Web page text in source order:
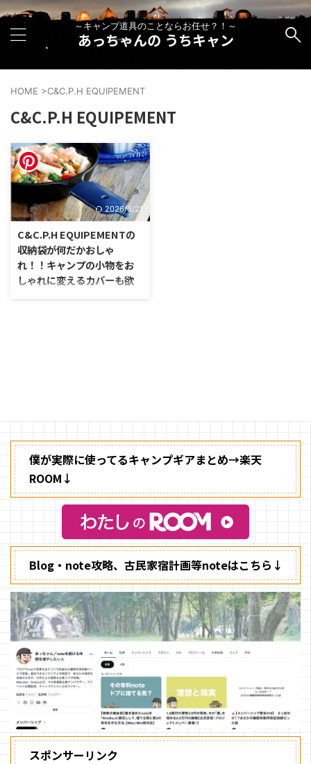
～キャンプ道具のことならお任せ？！～
あっちゃんの うちキャン
HOME >C&C.P.H EQUIPEMENT
C&C.P.H EQUIPEMENT
2026/3/21
C&C.P.H EQUIPEMENTの
収納袋が何だかおしゃ
れ！！キャンプの小物をお
しゃれに変えるカバーも欲
僕が実際に使ってるキャンプギアまとめ→楽天
ROOM↓
Blog・note攻略、古民家宿計画等noteはこちら↓
スポンサーリンク